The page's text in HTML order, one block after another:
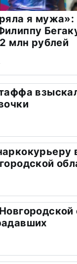
я мужа»:
млн рублей